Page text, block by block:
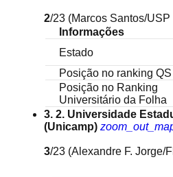
2/23 (Marcos Santos/
Informações
Estado
Posição no ranking QS
Posição no Ranking
Universitário da Folha
3. 2. Universidade
(Unicamp)
3/23 (Alexandre F. Jorge/